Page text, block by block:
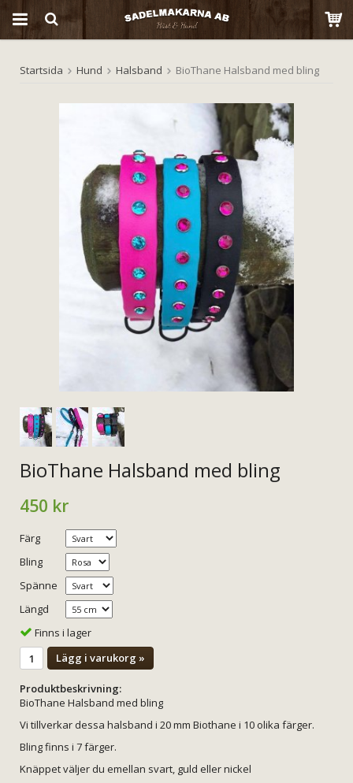
Produkten har blivit tillagd i varukorgen
Startsida Hund Halsband BioThane Halsband med bling
BioThane Halsband med bling
450 kr
Färg
Bling
Spänne
Längd
Finns i lager
Lägg i varukorg »
Produktbeskrivning:
BioThane Halsband med bling
Vi tillverkar dessa halsband i 20 mm Biothane i 10 olika färger.
Bling finns i 7 färger.
Knäppet väljer du emellan svart, guld eller nickel